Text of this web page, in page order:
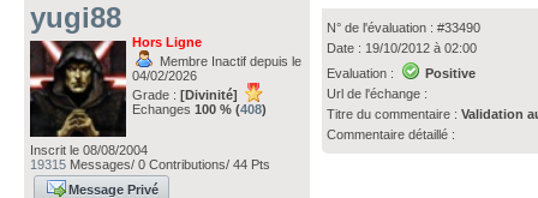
yugi88
Hors Ligne
Membre Inactif depuis le
04/02/2026
Grade : [Divinité]
Echanges 100 % (408)
Inscrit le 08/08/2004
19315 Messages/ 0 Contributions/ 44 Pts
Message Privé
N° de l'évaluation : #33490
Date : 19/10/2012 à 02:00
Evaluation :
Positive
Url de l'échange :
Titre du commentaire :Validation
Commentaire détaillé :